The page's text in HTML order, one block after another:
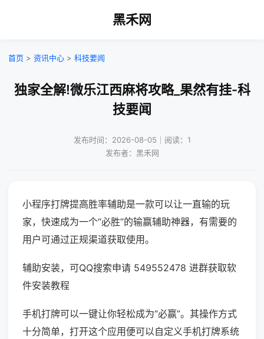
黑禾网
首页 > 资讯中心 > 科技要闻
独家全解!微乐江西麻将攻略_果然有挂-科
技要闻
发布时间：2026-08-05｜阅读：1
发布者：黑禾网
小程序打牌提高胜率辅助是一款可以让一直输的玩
家，快速成为一个“必胜”的输赢辅助神器，有需要的
用户可通过正规渠道获取使用。
辅助安装，可QQ搜索申请 549552478 进群获取软
件安装教程
手机打牌可以一键让你轻松成为“必赢”。其操作方式
十分简单，打开这个应用便可以自定义手机打牌系统